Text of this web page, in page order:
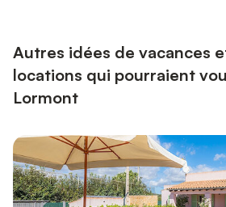
Autres idées de vacances
locations qui pourraient
Lormont